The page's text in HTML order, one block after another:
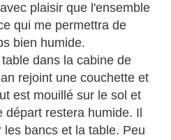
plaisir que l'ensemble
qui me permettra de
bien humide.
dans la cabine de
rejoint une couchette et
est mouillé sur le sol et
restera humide. Il
bancs et la table. Peu